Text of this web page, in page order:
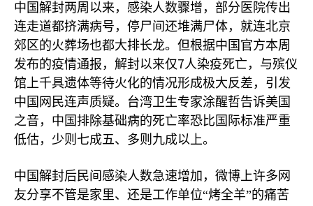
中国解封两周以来，感染人数骤增，部分医院传出
连走道都挤满病号，停尸间还堆满尸体，就连北京
郊区的火葬场也都大排长龙。但根据中国官方本周
发布的疫情通报，解封以来仅7人染疫死亡，与殡仪
馆上千具遗体等待火化的情况形成极大反差，引发
中国网民连声质疑。台湾卫生专家涂醒哲告诉美国
之音，中国排除基础病的死亡率恐比国际标准严重
低估，少则七成五、多则九成以上。
中国解封后民间感染人数急速增加，微博上许多网
友分享不管是家里、还是工作单位“烤全羊”的痛苦